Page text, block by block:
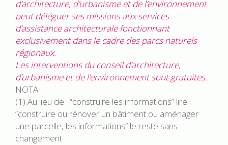
d’architecture, d’urbanisme et de l’environnement
peut déléguer ses missions aux services
d’assistance architecturale fonctionnant
exclusivement dans le cadre des parcs naturels
régionaux.
Les interventions du conseil d’architecture,
d’urbanisme et de l’environnement sont gratuites.
NOTA :
(1) Au lieu de : “construire les informations” lire :
“construire ou rénover un bâtiment ou aménager
une parcelle, les informations” le reste sans
changement.